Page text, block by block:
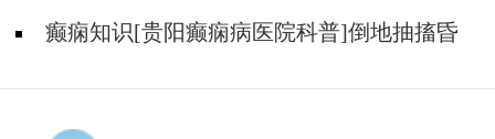
痫诱因？
癫痫知识[贵阳癫痫病医院科普]倒地抽搐昏